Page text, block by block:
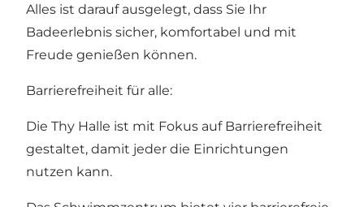
Alles ist darauf ausgelegt, dass Sie Ihr
Badeerlebnis sicher, komfortabel und mit
Freude genießen können.
Barrierefreiheit für alle:
Die Thy Halle ist mit Fokus auf Barrierefreiheit
gestaltet, damit jeder die Einrichtungen
nutzen kann.